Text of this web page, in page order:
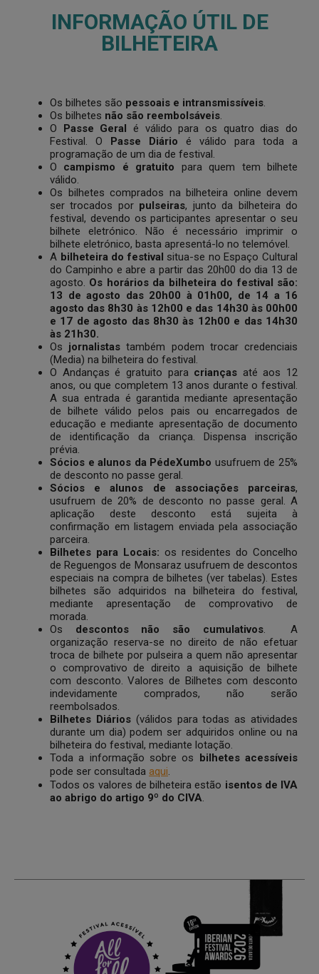
INFORMAÇÃO ÚTIL DE
BILHETEIRA
Os bilhetes são pessoais e intransmissíveis.
Os bilhetes não são reembolsáveis.
O Passe Geral é válido para os quatro dias do
Festival. O Passe Diário é válido para toda a
programação de um dia de festival.
O campismo é gratuito para quem tem bilhete
válido.
Os bilhetes comprados na bilheteira online devem
ser trocados por pulseiras, junto da bilheteira do
festival, devendo os participantes apresentar o seu
bilhete eletrónico. Não é necessário imprimir o
bilhete eletrónico, basta apresentá-lo no telemóvel.
A bilheteira do festival situa-se no Espaço Cultural
do Campinho e abre a partir das 20h00 do dia 13 de
agosto. Os horários da bilheteira do festival são:
13 de agosto das 20h00 à 01h00, de 14 a 16
agosto das 8h30 às 12h00 e das 14h30 às 00h00
e 17 de agosto das 8h30 às 12h00 e das 14h30
às 21h30.
Os jornalistas também podem trocar credenciais
(Media) na bilheteira do festival.
O Andanças é gratuito para crianças até aos 12
anos, ou que completem 13 anos durante o festival.
A sua entrada é garantida mediante apresentação
de bilhete válido pelos pais ou encarregados de
educação e mediante apresentação de documento
de identificação da criança. Dispensa inscrição
prévia.
Sócios e alunos da PédeXumbo usufruem de 25%
de desconto no passe geral.
Sócios e alunos de associações parceiras,
usufruem de 20% de desconto no passe geral. A
aplicação deste desconto está sujeita à
confirmação em listagem enviada pela associação
parceira.
Bilhetes para Locais: os residentes do Concelho
de Reguengos de Monsaraz usufruem de descontos
especiais na compra de bilhetes (ver tabelas). Estes
bilhetes são adquiridos na bilheteira do festival,
mediante apresentação de comprovativo de
morada.
Os descontos não são cumulativos. A
organização reserva-se no direito de não efetuar
troca de bilhete por pulseira a quem não apresentar
o comprovativo de direito a aquisição de bilhete
com desconto. Valores de Bilhetes com desconto
indevidamente comprados, não serão
reembolsados.
Bilhetes Diários(válidos para todas as atividades
durante um dia) podem ser adquiridos online ou na
bilheteira do festival, mediante lotação.
Toda a informação sobre os bilhetes acessíveis
pode ser consultada aqui.
Todos os valores de bilheteira estão isentos de IVA
ao abrigo do artigo 9º do CIVA.